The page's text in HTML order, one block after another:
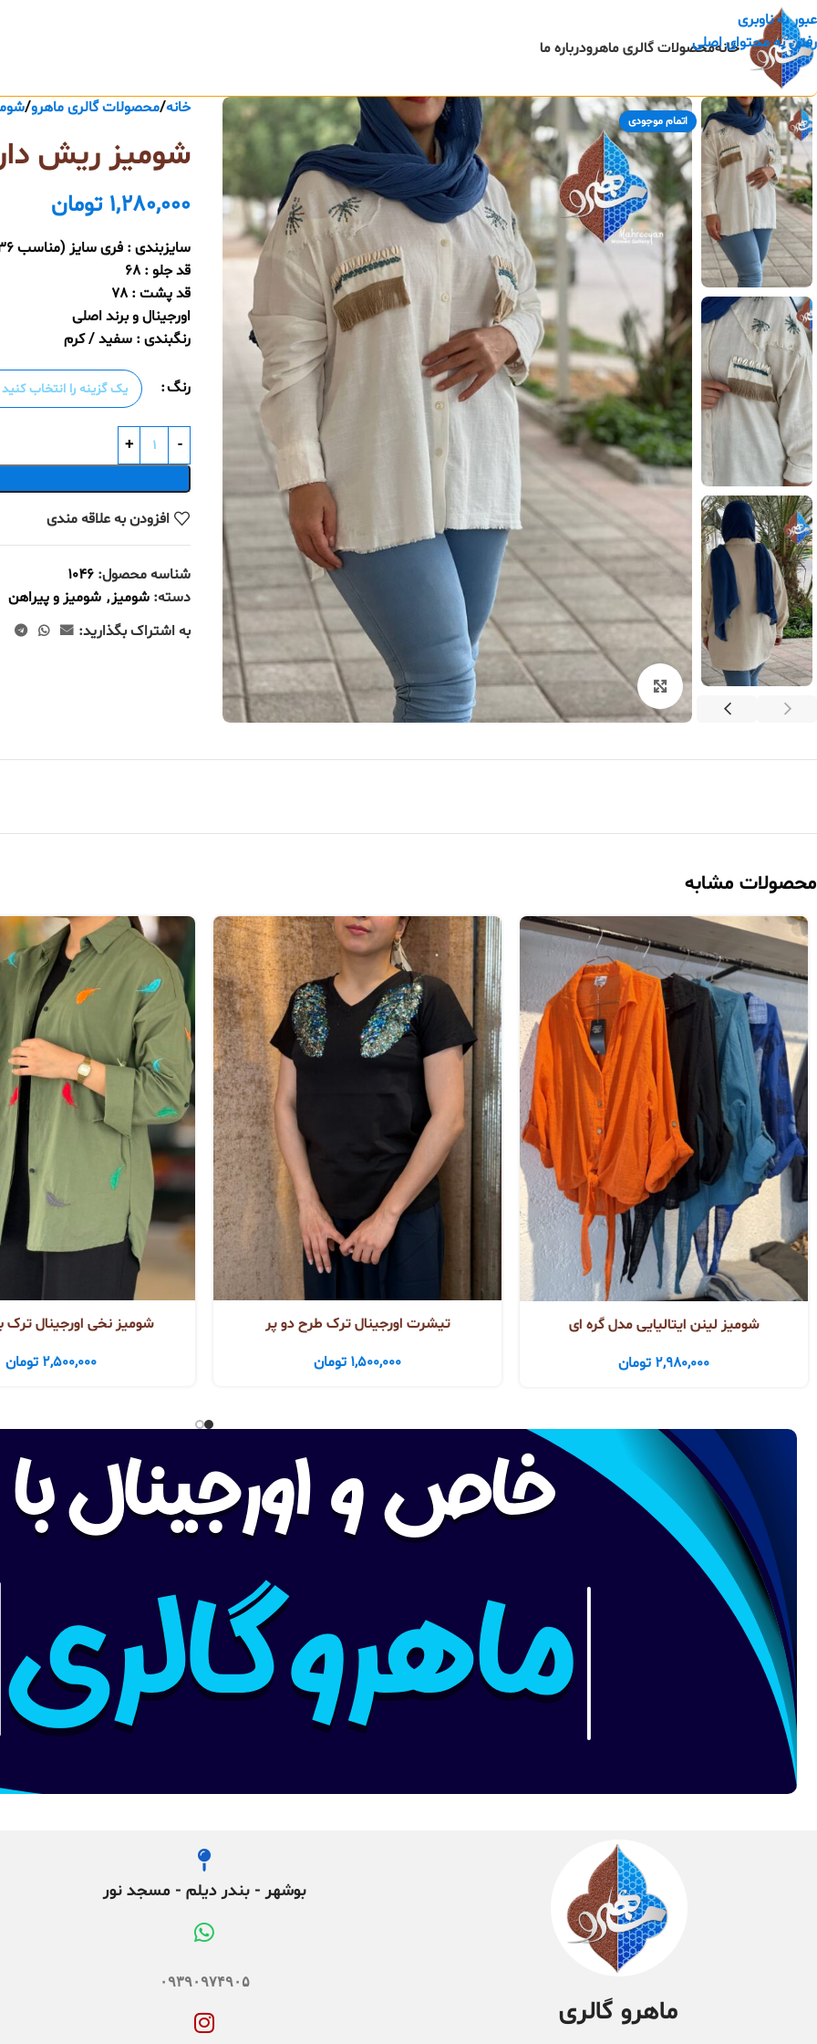
عبور به ناوبری
رفتن به محتوای اصلی
خانهمحصولات گالری ماهرودرباره ما
اتمام موجودی
بزرگنمایی تصویر
خانه محصولات گالری ماهرو
شومیز ریش
1,280,000 تومان
سایزبندی : فری سایز (مناسب 36 تا 48)
قد جلو : 68
قد پشت : 78
اورجینال و برند اصلی
رنگبندی : سفید / کرم
رنگ
افزودن به علاقه مندی
شناسه محصول: 1046
دسته: شومیز, شومیز و پیراهن
به اشتراک بگذارید:
محصولات مشابه
شومیز لینن ایتالیایی مدل گره ای
2,980,000 تومان
تیشرت اورجینال ترک طرح دو پر
1,500,000 تومان
شومیز نخی اورجینال ترک
2,500,000 تومان
ماهرو گالری
بوشهر - بندر دیلم - مسجد نور
۰۹۳۹۰۹۷۴۹۰۵